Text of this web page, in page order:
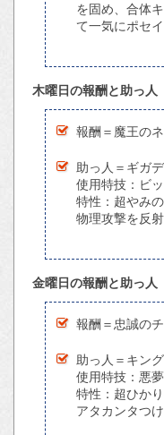
を固め、合体
て一気にポセ
木曜日の報酬と助っ人
報酬＝魔王の
助っ人＝ギガ
使用特技：ビ
特性：超やみ
物理攻撃を反
金曜日の報酬と助っ人
報酬＝忠誠の
助っ人＝キン
使用特技：悪
特性：超ひか
アタカンタつ